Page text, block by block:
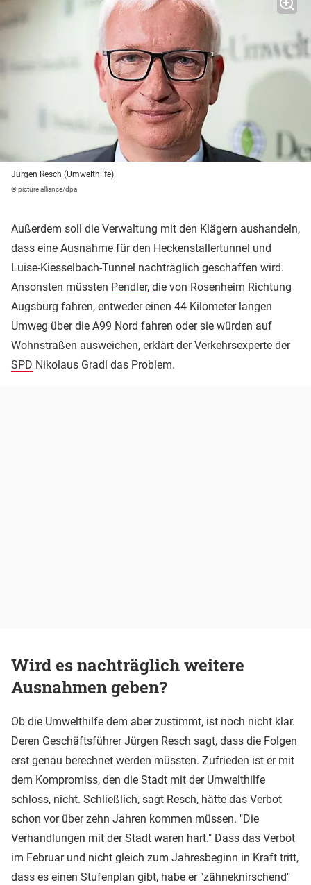
Jürgen Resch (Umwelthilfe).
© picture alliance/dpa
Außerdem soll die Verwaltung mit den Klägern aushandeln,
dass eine Ausnahme für den Heckenstallertunnel und
Luise-Kiesselbach-Tunnel nachträglich geschaffen wird.
Ansonsten müssten Pendler, die von Rosenheim Richtung
Augsburg fahren, entweder einen 44 Kilometer langen
Umweg über die A99 Nord fahren oder sie würden auf
Wohnstraßen ausweichen, erklärt der Verkehrsexperte der
SPD Nikolaus Gradl das Problem.
Wird es nachträglich weitere
Ausnahmen geben?
Ob die Umwelthilfe dem aber zustimmt, ist noch nicht klar.
Deren Geschäftsführer Jürgen Resch sagt, dass die Folgen
erst genau berechnet werden müssten. Zufrieden ist er mit
dem Kompromiss, den die Stadt mit der Umwelthilfe
schloss, nicht. Schließlich, sagt Resch, hätte das Verbot
schon vor über zehn Jahren kommen müssen. "Die
Verhandlungen mit der Stadt waren hart." Dass das Verbot
im Februar und nicht gleich zum Jahresbeginn in Kraft tritt,
dass es einen Stufenplan gibt, habe er "zähneknirschend"